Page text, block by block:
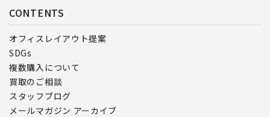
CONTENTS
オフィスレイアウト提案
SDGs
複数購入について
買取のご相談
スタッフブログ
メールマガジン アーカイブ